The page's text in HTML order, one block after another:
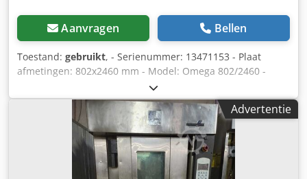
Aanvragen Bellen
Toestand: gebruikt, - Serienummer: 13471153 - Plaat
afmetingen: 802x2460 mm - Model: Omega 802/2460 -
Bakoppervlak: 11,6 m2 Cjdey Icb Topfx Aareha - Bouwjaar:
2008 - 3 verdiepingen - 6 laadopeningen - Met
geïntegreerde beladingslift - Warmteafgifte: 73,4 kW -
Spanning: 400 V - Vermogen: 46 kW - Gewicht: 2.490 kg -
Gereviseerd materieel: het materieel wordt bij bestelling
klaargemaakt, tijden voor afhaling en teruggave worden
dan overeengekomen (prijs na revisie op aanvraag)
Advertentie